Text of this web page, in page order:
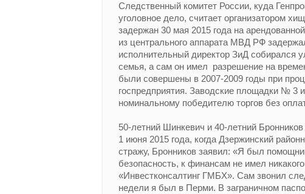
Следственный комитет России, куда
уголовное дело, считает организатором
задержан 30 мая 2015 года на
из центрального аппарата МВД РФ
исполнительный директор ЗиД собирался
семья, а сам он имел разрешение на
были совершены в 2007-2009 годы при
госпредприятия. Заводские площадки №
номинальному победителю торгов без
50-летний Шинкевич и 40-летний
1 июня 2015 года, когда Дзержинский
стражу, Бронников заявил: «Я был
безопасность, к финансам не имел
«Инвестконсалтинг ГМБХ». Сам звонил
недели я был в Перми. В заграничном